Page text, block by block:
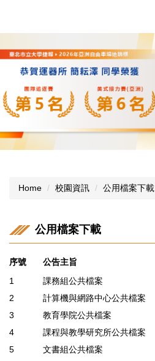
the
main
content
block
Home 校園資訊 公用檔案下載
公用檔案下載
序號
公告主旨
1
課務組公共檔案
2
計算機與網路中心公共檔案
3
教育學院公共檔案
4
課程與教學研究所公共檔案
5
文書組公共檔案